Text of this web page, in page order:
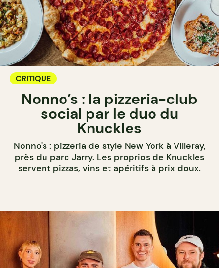
CRITIQUE
Nonno’s : la pizzeria-club
social par le duo du
Knuckles
Nonno's : pizzeria de style New York à Villeray,
près du parc Jarry. Les proprios de Knuckles
servent pizzas, vins et apéritifs à prix doux.